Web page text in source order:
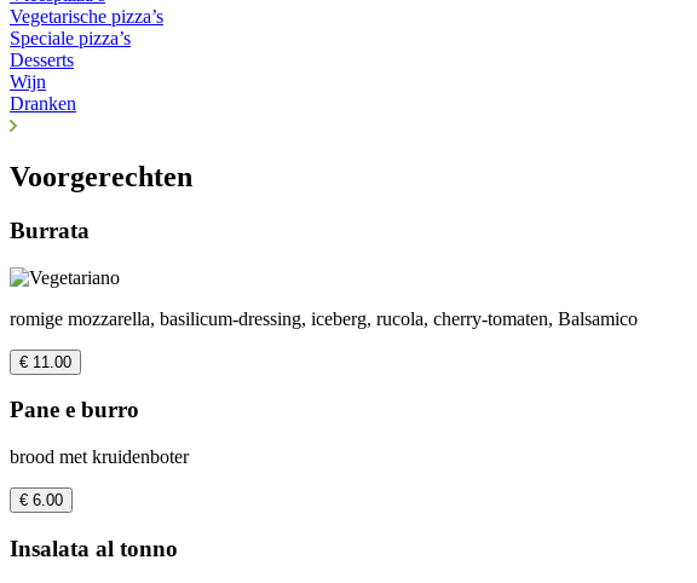
Vegetarische pizza’s
Speciale pizza’s
Desserts
Wijn
Dranken
Voorgerechten
Burrata
romige mozzarella, basilicum-dressing, iceberg, rucola, cherry-tomaten, Balsamico
€ 11.00
Pane e burro
brood met kruidenboter
€ 6.00
Insalata al tonno